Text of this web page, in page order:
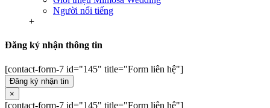
Người nổi tiếng
+
Đăng ký nhận thông tin
[contact-form-7 id="145" title="Form liên hệ"]
Đăng ký nhận tin
×
[contact-form-7 id="145" title="Form liên hệ"]